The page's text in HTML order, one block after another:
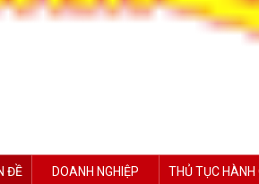
ĐỀ DOANH NGHIỆP THỦ TỤC HÀNH